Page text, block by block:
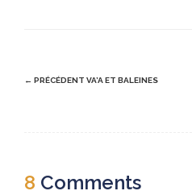
Post
← PRÉCÉDENT VA’A ET BALEINES
8 Comments